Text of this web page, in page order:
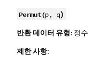
Permut(p, q)
반환 데이터 유형: 정수
제한 사항: